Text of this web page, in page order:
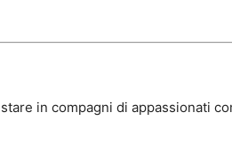
in compagni di appassionati